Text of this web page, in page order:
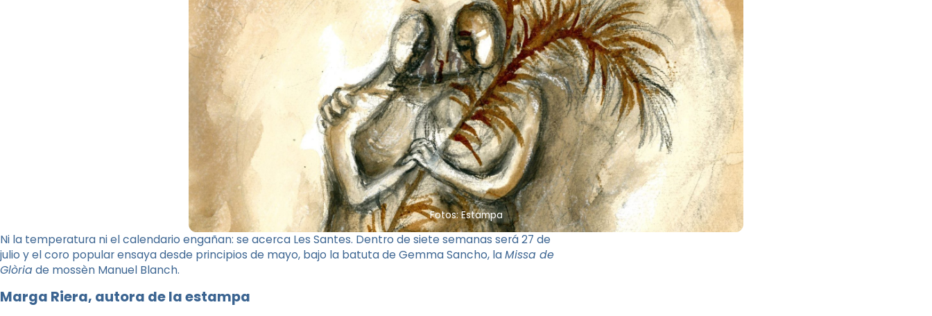
Fotos: Estampa
Ni la temperatura ni el calendario engañan: se acerca Les Santes. Dentro de siete semanas será 27 de
julio y el coro popular ensaya desde principios de mayo, bajo la batuta de Gemma Sancho, laMissa de
Glòria de mossèn Manuel Blanch.
Marga Riera, autora de la estampa